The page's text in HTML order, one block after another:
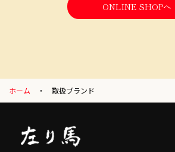
ONLINE SHOPへ
ホーム 取扱ブランド